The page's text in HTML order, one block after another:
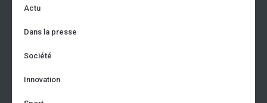
Actu
Dans la presse
Société
Innovation